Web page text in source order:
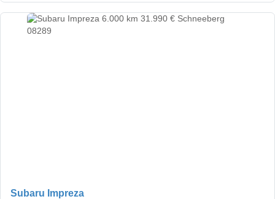
Subaru Impreza